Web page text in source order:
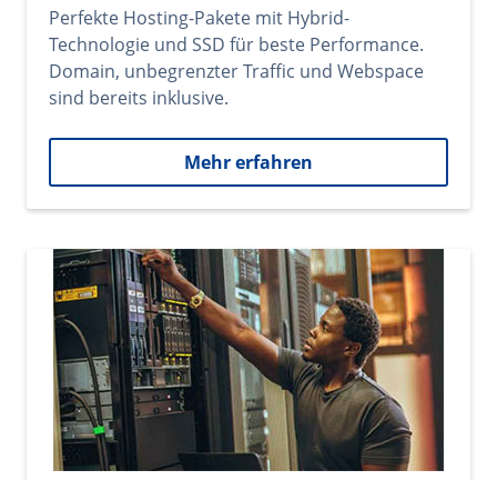
Perfekte Hosting-Pakete mit Hybrid-
Technologie und SSD für beste Performance.
Domain, unbegrenzter Traffic und Webspace
sind bereits inklusive.
Mehr erfahren